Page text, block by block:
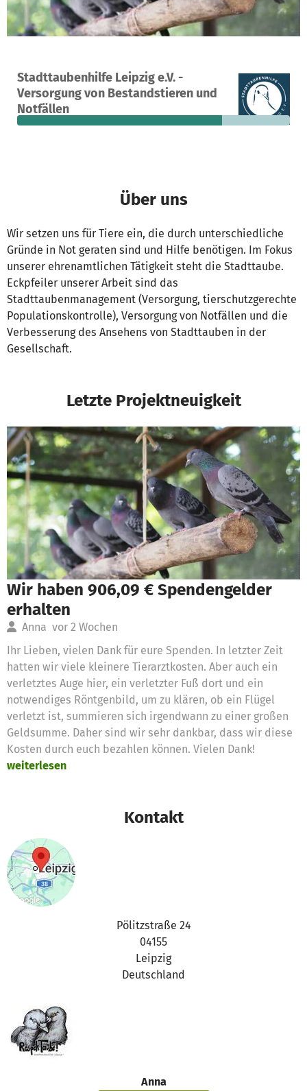
Stadttaubenhilfe Leipzig e.V. -
Versorgung von Bestandstieren und
Notfällen
Ein Projekt in Leipzig, Deutschland
320
Spenden
75 % 2.368 €
fehlen noch
Über uns
Wir setzen uns für Tiere ein, die durch unterschiedliche
Gründe in Not geraten sind und Hilfe benötigen. Im Fokus
unserer ehrenamtlichen Tätigkeit steht die Stadttaube.
Eckpfeiler unserer Arbeit sind das
Stadttaubenmanagement (Versorgung, tierschutzgerechte
Populationskontrolle), Versorgung von Notfällen und die
Verbesserung des Ansehens von Stadttauben in der
Gesellschaft.
Letzte Projektneuigkeit
Wir haben 906,09 € Spendengelder
erhalten
Anna vor 2 Wochen
Ihr Lieben, vielen Dank für eure Spenden. In letzter Zeit
hatten wir viele kleinere Tierarztkosten. Aber auch ein
verletztes Auge hier, ein verletzter Fuß dort und ein
notwendiges Röntgenbild, um zu klären, ob ein Flügel
verletzt ist, summieren sich irgendwann zu einer großen
Geldsumme. Daher sind wir sehr dankbar, dass wir diese
Kosten durch euch bezahlen können. Vielen Dank!
weiterlesen
Kontakt
Pölitzstraße 24
04155
Leipzig
Deutschland
Anna